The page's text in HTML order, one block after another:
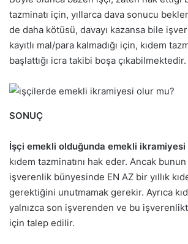
tazminatı için, yıllarca dava sonucu
de daha kötüsü, davayı kazansa bile
kayıtlı mal/para kalmadığı için, kıdem
başlattığı icra takibi boşa çıkabilmektedir.
SONUÇ
İşçi emekli olduğunda emekli ikramiyesi
kıdem tazminatını hak eder. Ancak
işverenlik bünyesinde EN AZ bir yıllık
gerektiğini unutmamak gerekir. Ayrıca
yalnızca son işverenden ve bu
için talep edilir.